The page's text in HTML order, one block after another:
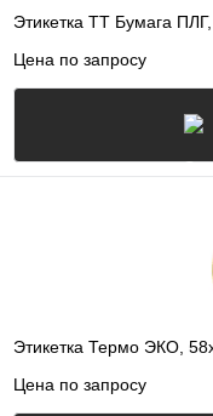
Этикетка ТТ Бумага
Цена по запросу
Этикетка Термо ЭКО,
Цена по запросу